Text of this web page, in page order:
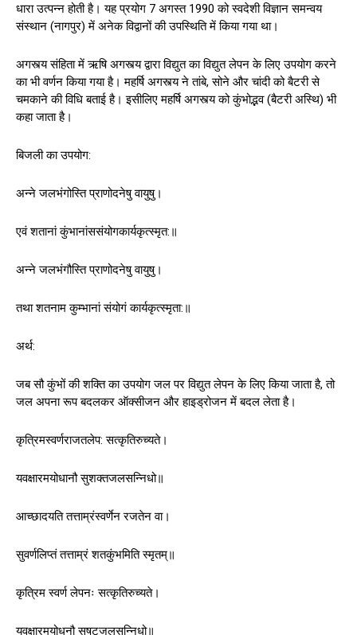
धारा उत्पन्न होती है। यह प्रयोग 7 अगस्त 1990 को स्वदेशी विज्ञान समन्वय
संस्थान (नागपुर) में अनेक विद्वानों की उपस्थिति में किया गया था।
अगस्त्य संहिता में ऋषि अगस्त्य द्वारा विद्युत का विद्युत लेपन के लिए उपयोग करने
का भी वर्णन किया गया है। महर्षि अगस्त्य ने तांबे, सोने और चांदी को बैटरी से
चमकाने की विधि बताई है। इसीलिए महर्षि अगस्त्य को कुंभोद्भव (बैटरी अस्थि) भी
कहा जाता है।
बिजली का उपयोग:
अन्ने जलभंगोस्ति प्राणोदनेषु वायुषु।
एवं शतानां कुंभानांससंयोगकार्यकृत्स्मृत:॥
अन्ने जलभंगौस्ति प्राणोदनेषु वायुषु।
तथा शतनाम कुम्भानां संयोगं कार्यकृत्स्मृता:॥
अर्थ:
जब सौ कुंभों की शक्ति का उपयोग जल पर विद्युत लेपन के लिए किया जाता है, तो
जल अपना रूप बदलकर ऑक्सीजन और हाइड्रोजन में बदल लेता है।
कृत्रिमस्वर्णराजतलेप: सत्कृतिरुच्यते।
यवक्षारमयोधानौ सुशक्तजलसन्निधो॥
आच्छादयति तत्ताम्रंस्वर्णेन रजतेन वा।
सुवर्णलिप्तं तत्ताम्रं शतकुंभमिति स्मृतम्‌॥
कृत्रिम स्वर्ण लेपनः सत्कृतिरुच्यते।
यवक्षारमयोधनौ सुषटजलसन्निधो॥